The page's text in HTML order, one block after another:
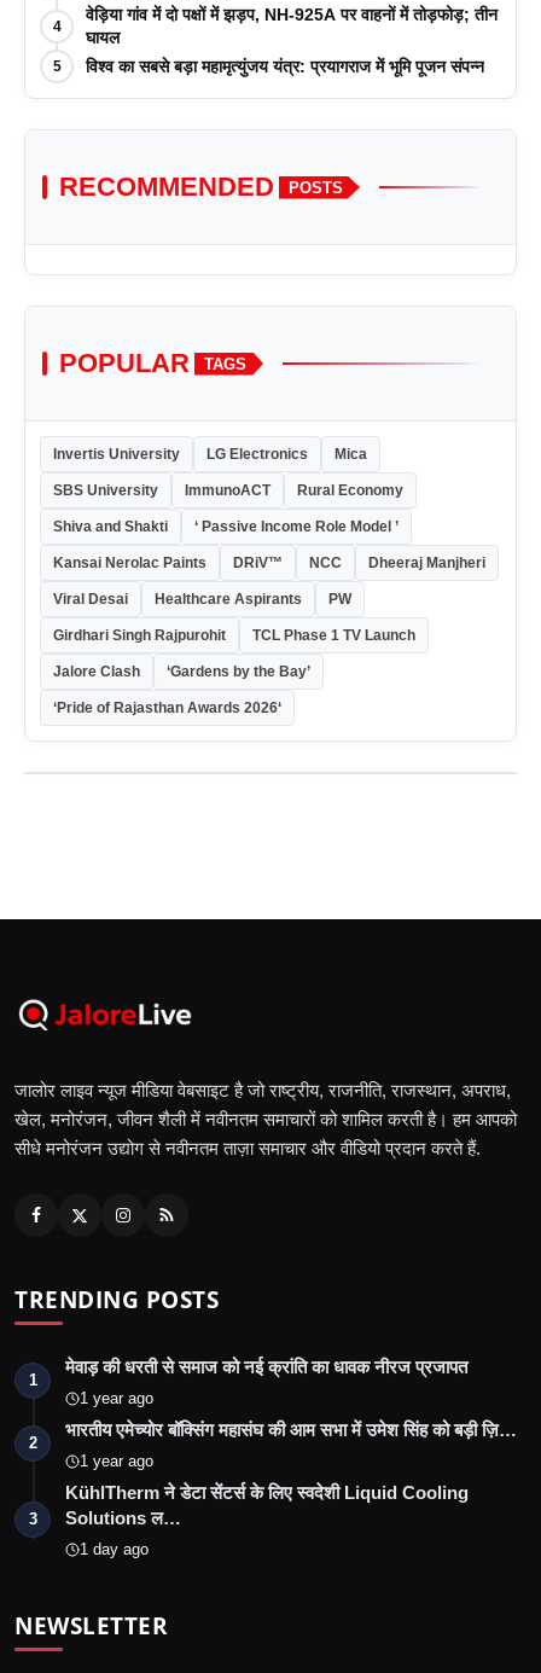
4
वेड़िया गांव में दो पक्षों में झड़प, NH-925A पर वाहनों में तोड़फोड़; तीन
घायल
5 विश्व का सबसे बड़ा महामृत्युंजय यंत्र: प्रयागराज में भूमि पूजन संपन्न
RECOMMENDED POSTS
POPULAR TAGS
Invertis University LG Electronics Mica
SBS University ImmunoACT Rural Economy
Shiva and Shakti ‘ Passive Income Role Model ’
Kansai Nerolac Paints DRiV™ NCC Dheeraj Manjheri
Viral Desai Healthcare Aspirants PW
Girdhari Singh Rajpurohit TCL Phase 1 TV Launch
Jalore Clash ‘Gardens by the Bay’
‘Pride of Rajasthan Awards 2026‘
जालोर लाइव न्यूज मीडिया वेबसाइट है जो राष्ट्रीय, राजनीति, राजस्थान, अपराध,
खेल, मनोरंजन, जीवन शैली में नवीनतम समाचारों को शामिल करती है। हम आपको
सीधे मनोरंजन उद्योग से नवीनतम ताज़ा समाचार और वीडियो प्रदान करते हैं.
TRENDING POSTS
1
मेवाड़ की धरती से समाज को नई क्रांति का धावक नीरज प्रजापत
1 year ago
2
भारतीय एमेच्योर बॉक्सिंग महासंघ की आम सभा में उमेश सिंह को बड़ी ज़ि…
1 year ago
3
KühlTherm ने डेटा सेंटर्स के लिए स्वदेशी Liquid Cooling
Solutions ल…
1 day ago
NEWSLETTER